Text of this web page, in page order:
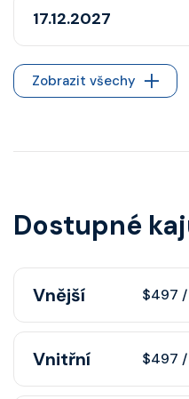
17.12.2027
Zobrazit všechy
Dostupné
Vnější $497
Vnitřní $497